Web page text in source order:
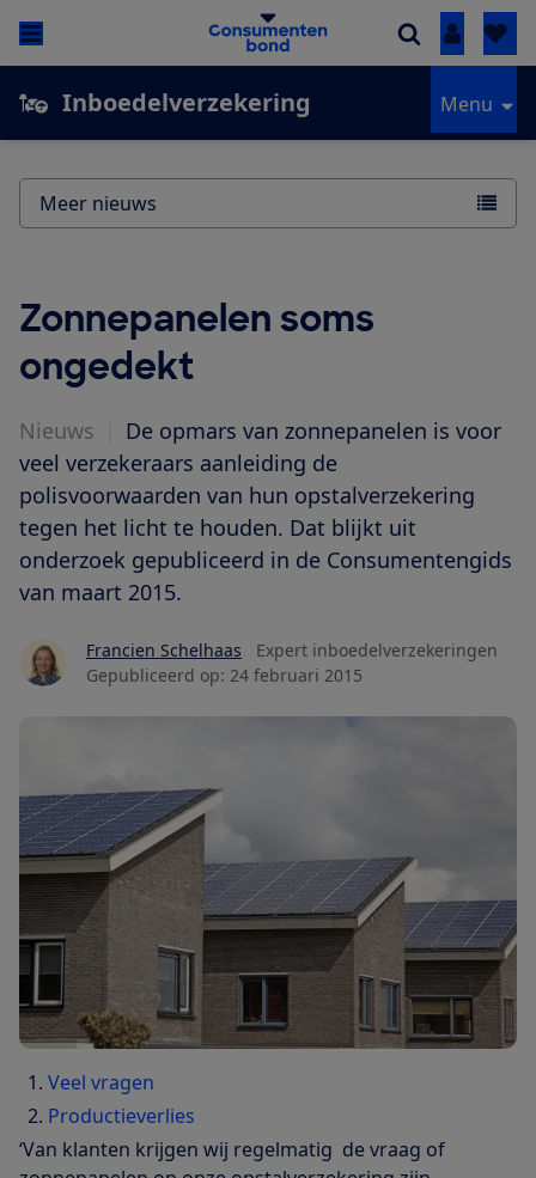
Inloggen
Inboedelverzekering Menu
Zonnepanelen soms
ongedekt
Nieuws
De opmars van zonnepanelen is voor
veel verzekeraars aanleiding de
polisvoorwaarden van hun opstalverzekering
tegen het licht te houden. Dat blijkt uit
onderzoek gepubliceerd in de Consumentengids
van maart 2015.
Francien Schelhaas
Expert inboedelverzekeringen
Gepubliceerd op: 24 februari 2015
Veel vragen
Productieverlies
‘Van klanten krijgen wij regelmatig de vraag of
Meer nieuws